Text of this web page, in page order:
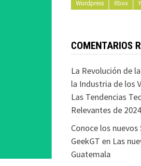
Wordpress
Xbox
COMENTARIOS
La Revolución de
la Industria de los
Las Tendencias
Relevantes de 2024
Conoce los
GeekGT en Las
Guatemala